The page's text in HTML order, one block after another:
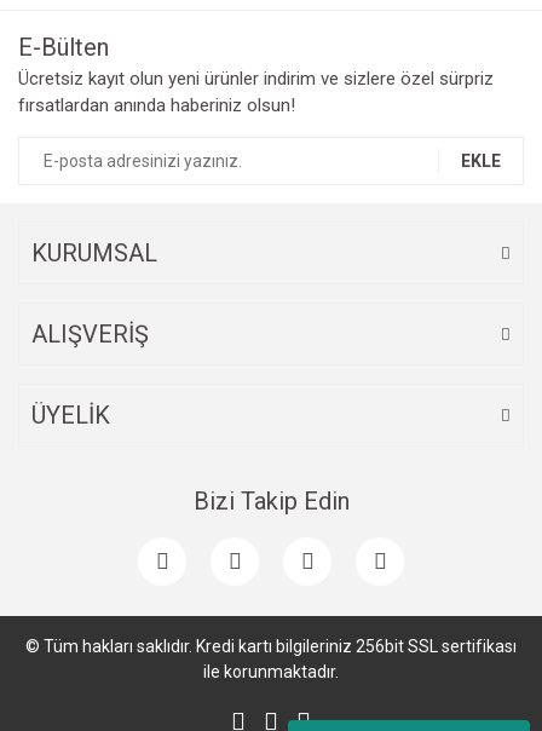
E-Bülten
Ücretsiz kayıt olun yeni ürünler indirim ve sizlere özel sürpriz
fırsatlardan anında haberiniz olsun!
EKLE
KURUMSAL
ALIŞVERİŞ
ÜYELİK
Bizi Takip Edin
© Tüm hakları saklıdır. Kredi kartı bilgileriniz 256bit SSL sertifikası
ile korunmaktadır.